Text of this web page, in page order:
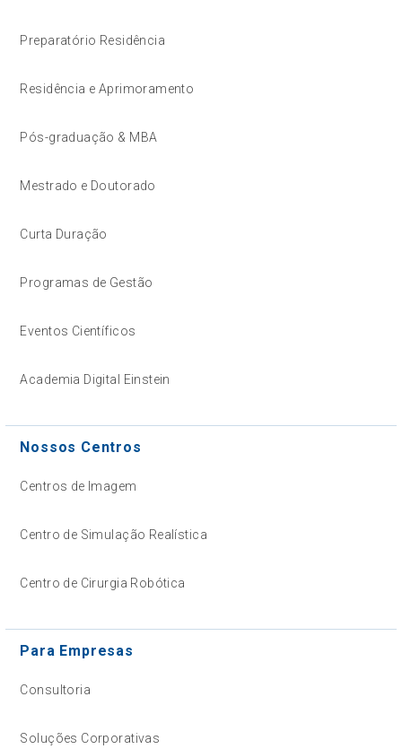
Preparatório Residência
Residência e Aprimoramento
Pós-graduação & MBA
Mestrado e Doutorado
Curta Duração
Programas de Gestão
Eventos Científicos
Academia Digital Einstein
Nossos Centros
Centros de Imagem
Centro de Simulação Realística
Centro de Cirurgia Robótica
Para Empresas
Consultoria
Soluções Corporativas